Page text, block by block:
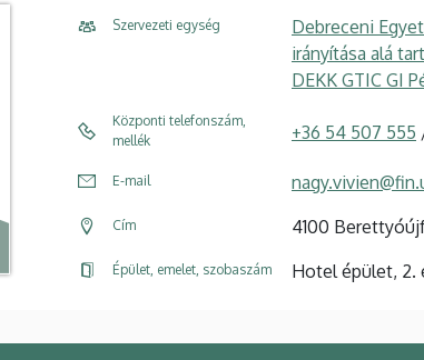
Szervezeti egység
Debreceni
irányítása alá
DEKK GTIC GI
Központi telefonszám,
mellék
+36 54 507 555
E-mail
Cím 4100
Épület, emelet, szobaszám Hotel épület, 2.